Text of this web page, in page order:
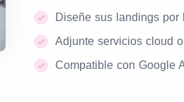
Diseñe sus landings por
Adjunte servicios cloud
Compatible con Google